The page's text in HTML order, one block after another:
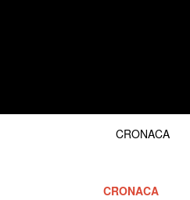
CRONACA
CRONACA